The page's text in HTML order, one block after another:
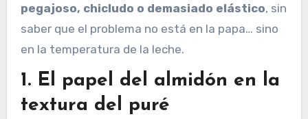
pegajoso, chicludo o demasiado elástico, sin
saber que el problema no está en la papa… sino
en la temperatura de la leche.
1. El papel del almidón en la
textura del puré